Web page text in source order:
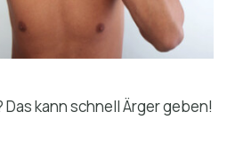
kann schnell Ärger geben!